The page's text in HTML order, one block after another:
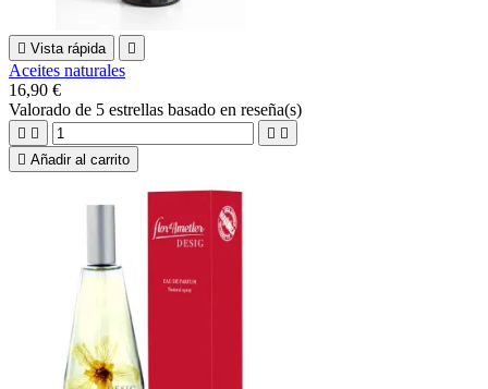
 Vista rápida 
Aceites naturales
16,90 €
Valorado de 5 estrellas basado en reseña(s)
   
 Añadir al carrito